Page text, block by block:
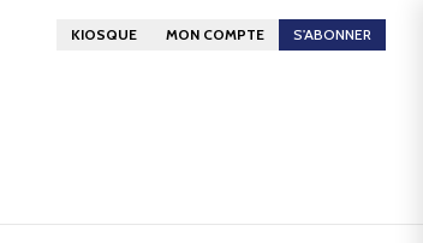
KIOSQUE MON COMPTE S'ABONNER